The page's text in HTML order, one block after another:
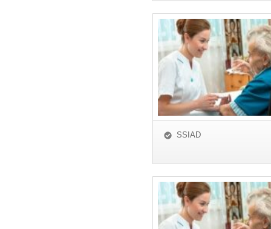
SSIAD